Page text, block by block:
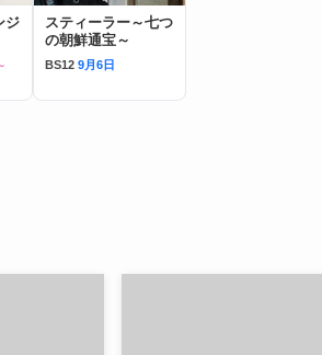
ジ
スティーラー～七つ
の朝鮮通宝～
BS12 9月6日